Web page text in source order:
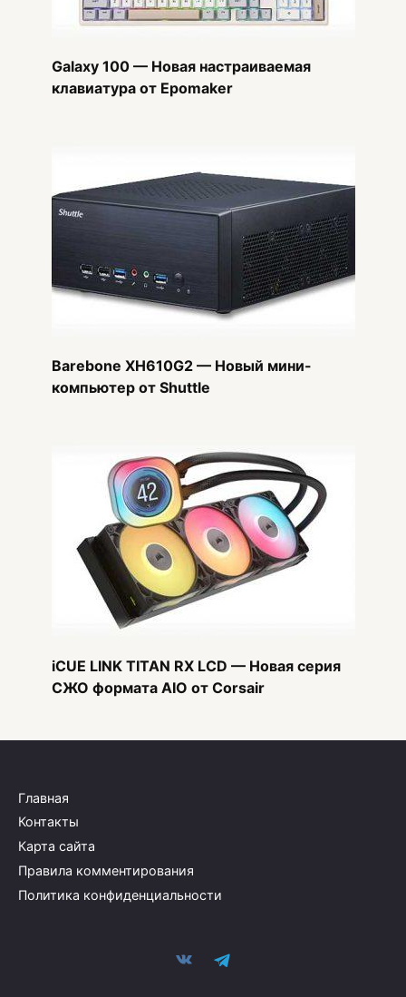
Galaxy 100 — Новая настраиваемая
клавиатура от Epomaker
Barebone XH610G2 — Новый мини-
компьютер от Shuttle
iCUE LINK TITAN RX LCD — Новая серия
СЖО формата AIO от Corsair
Главная
Контакты
Карта сайта
Правила комментирования
Политика конфиденциальности